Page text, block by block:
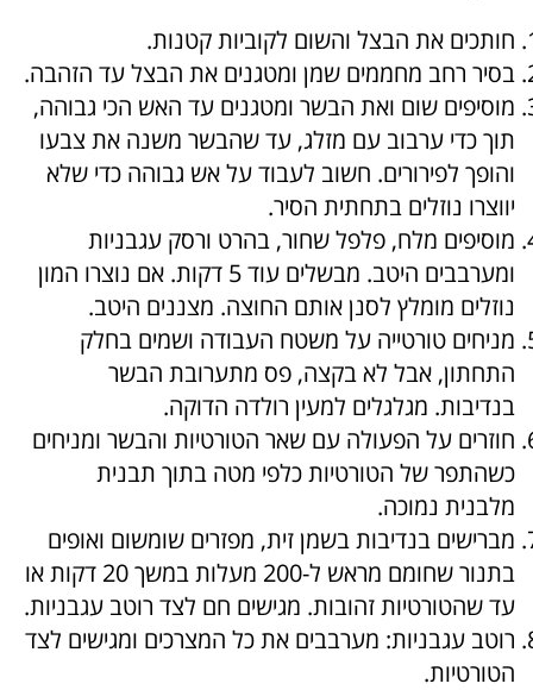
חותכים את הבצל והשום לקוביות קטנות.
בסיר רחב מחממים שמן ומטגנים את הבצל עד הזהבה.
מוסיפים שום ואת הבשר ומטגנים עד האש הכי גבוהה,
תוך כדי ערבוב עם מזלג, עד שהבשר משנה את צבעו
והופך לפירורים. חשוב לעבוד על אש גבוהה כדי שלא
יווצרו נוזלים בתחתית הסיר.
מוסיפים מלח, פלפל שחור, בהרט ורסק עגבניות
ומערבבים היטב. מבשלים עוד 5 דקות. אם נוצרו המון
נוזלים מומלץ לסנן אותם החוצה. מצננים היטב.
מניחים טורטייה על משטח העבודה ושמים בחלק
התחתון, אבל לא בקצה, פס מתערובת הבשר
בנדיבות. מגלגלים למעין רולדה הדוקה.
חוזרים על הפעולה עם שאר הטורטיות והבשר ומניחים
כשהתפר של הטורטיות כלפי מטה בתוך תבנית
מלבנית נמוכה.
מברישים בנדיבות בשמן זית, מפזרים שומשום ואופים
בתנור שחומם מראש ל-200 מעלות במשך 20 דקות או
עד שהטורטיות זהובות. מגישים חם לצד רוטב עגבניות.
רוטב עגבניות: מערבבים את כל המצרכים ומגישים לצד
הטורטיות.